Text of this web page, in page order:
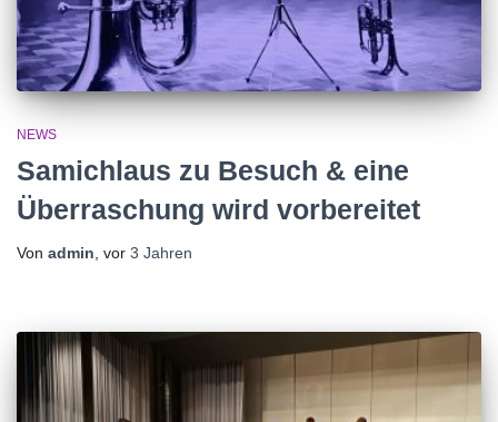
NEWS
Samichlaus zu Besuch & eine
Überraschung wird vorbereitet
Von admin , vor 3 Jahren